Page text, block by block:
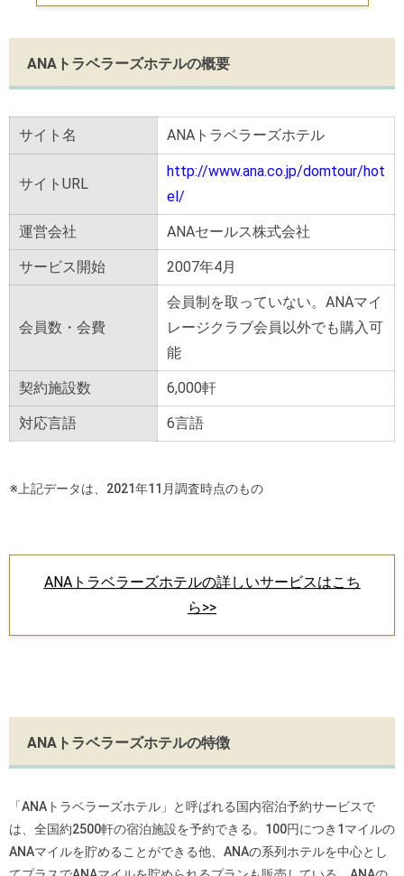
ANAトラベラーズホテルの概要
サイト名 ANAトラベラーズホテル
サイトURL
http://www.ana.co.jp/domtour/hot
el/
運営会社 ANAセールス株式会社
サービス開始 2007年4月
会員数・会費
会員制を取っていない。ANAマイ
レージクラブ会員以外でも購入可
能
契約施設数 6,000軒
対応言語 6言語
※上記データは、2021年11月調査時点のもの
ANAトラベラーズホテルの詳しいサービスはこち
ら>>
ANAトラベラーズホテルの特徴
「ANAトラベラーズホテル」と呼ばれる国内宿泊予約サービスで
は、全国約2500軒の宿泊施設を予約できる。100円につき1マイルの
ANAマイルを貯めることができる他、ANAの系列ホテルを中心とし